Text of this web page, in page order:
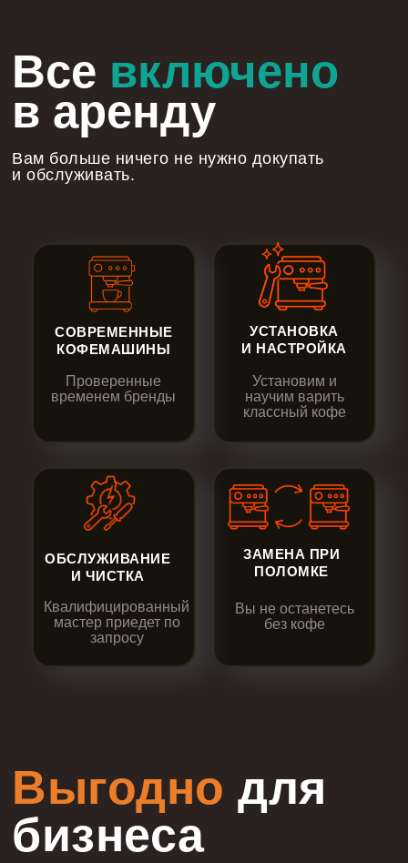
Все включено
в аренду
Вам больше ничего не нужно докупать
и обслуживать.
Выгодно для
бизнеса
СОВРЕМЕННЫЕ
КОФЕМАШИНЫ
УСТАНОВКА
И НАСТРОЙКА
ЗАМЕНА ПРИ
ПОЛОМКЕ
ОБСЛУЖИВАНИЕ
И ЧИСТКА
Проверенные
временем бренды
Установим и
научим варить
классный кофе
Квалифицированный
мастер приедет по
запросу
Вы не останетесь
без кофе